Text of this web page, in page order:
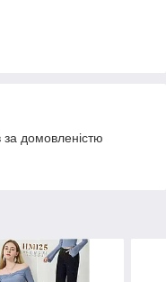
домовленістю